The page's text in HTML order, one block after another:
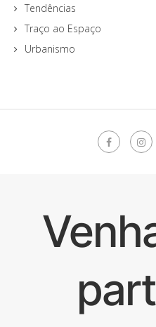
Tendências
Traço ao Espaço
Urbanismo